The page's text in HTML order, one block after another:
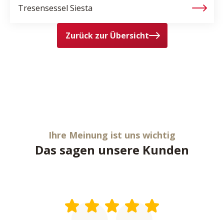
Tresensessel Siesta
Zurück zur Übersicht
Ihre Meinung ist uns wichtig
Das sagen unsere Kunden